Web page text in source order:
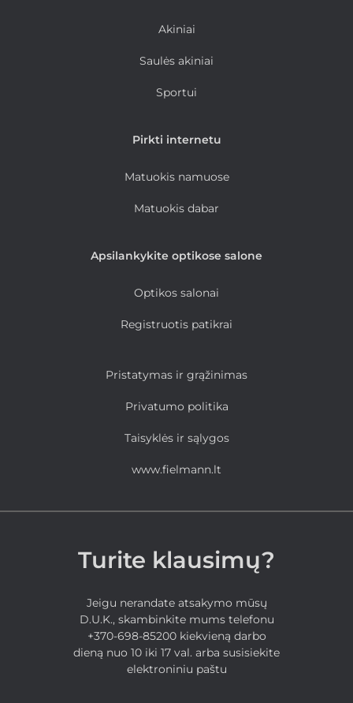
Akiniai
Saulės akiniai
Sportui
Pirkti internetu
Matuokis namuose
Matuokis dabar
Apsilankykite optikose salone
Optikos salonai
Registruotis patikrai
Pristatymas ir grąžinimas
Privatumo politika
Taisyklės ir sąlygos
www.fielmann.lt
Turite klausimų?
Jeigu nerandate atsakymo mūsų
D.U.K., skambinkite mums telefonu
+370-698-85200 kiekvieną darbo
dieną nuo 10 iki 17 val. arba susisiekite
elektroniniu paštu